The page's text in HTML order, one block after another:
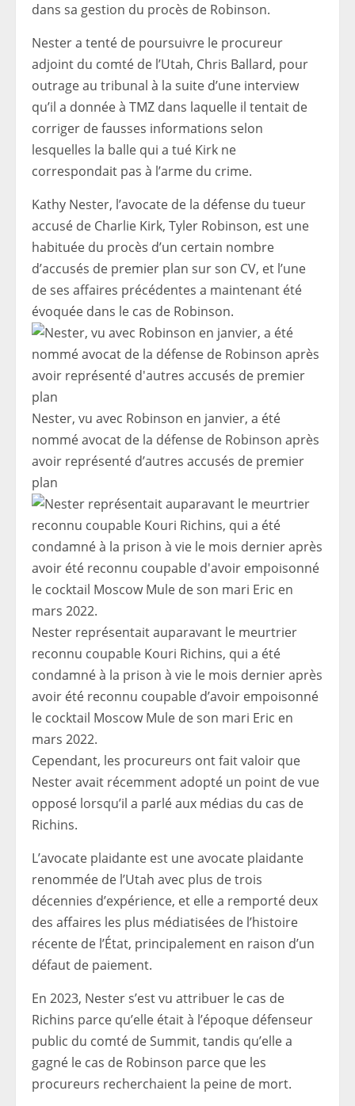
dans sa gestion du procès de Robinson.
Nester a tenté de poursuivre le procureur
adjoint du comté de l’Utah, Chris Ballard, pour
outrage au tribunal à la suite d’une interview
qu’il a donnée à TMZ dans laquelle il tentait de
corriger de fausses informations selon
lesquelles la balle qui a tué Kirk ne
correspondait pas à l’arme du crime.
Kathy Nester, l’avocate de la défense du tueur
accusé de Charlie Kirk, Tyler Robinson, est une
habituée du procès d’un certain nombre
d’accusés de premier plan sur son CV, et l’une
de ses affaires précédentes a maintenant été
évoquée dans le cas de Robinson.
Nester, vu avec Robinson en janvier, a été
nommé avocat de la défense de Robinson après
avoir représenté d’autres accusés de premier
plan
Nester représentait auparavant le meurtrier
reconnu coupable Kouri Richins, qui a été
condamné à la prison à vie le mois dernier après
avoir été reconnu coupable d’avoir empoisonné
le cocktail Moscow Mule de son mari Eric en
mars 2022.
Cependant, les procureurs ont fait valoir que
Nester avait récemment adopté un point de vue
opposé lorsqu’il a parlé aux médias du cas de
Richins.
L’avocate plaidante est une avocate plaidante
renommée de l’Utah avec plus de trois
décennies d’expérience, et elle a remporté deux
des affaires les plus médiatisées de l’histoire
récente de l’État, principalement en raison d’un
défaut de paiement.
En 2023, Nester s’est vu attribuer le cas de
Richins parce qu’elle était à l’époque défenseur
public du comté de Summit, tandis qu’elle a
gagné le cas de Robinson parce que les
procureurs recherchaient la peine de mort.